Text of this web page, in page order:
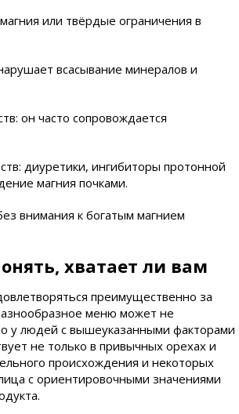
или твёрдые ограничения в
всасывание минералов и
он часто сопровождается
диуретики, ингибиторы протонной
магния почками.
внимания к богатым магнием
хватает ли вам
преимущественно за
меню может не
у людей с вышеуказанными факторами
не только в привычных орехах и
происхождения и некоторых
с ориентировочными значениями